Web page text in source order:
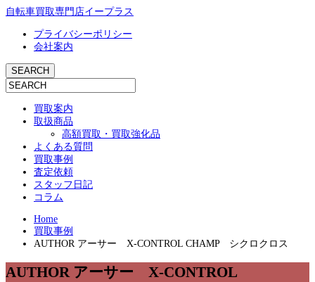
自転車買取専門店イープラス
プライバシーポリシー
会社案内
買取案内
取扱商品
高額買取・買取強化品
よくある質問
買取事例
査定依頼
スタッフ日記
コラム
Home
買取事例
AUTHOR アーサー X-CONTROL CHAMP シクロクロス
AUTHOR アーサー X-CONTROL